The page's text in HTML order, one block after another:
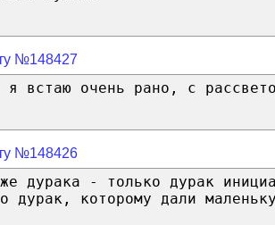
№148427
я встаю очень рано, с
№148426
дурака - только дурак
которому дали